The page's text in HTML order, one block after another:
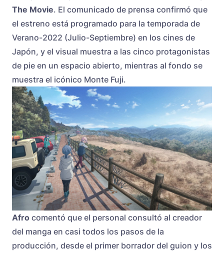
The Movie. El comunicado de prensa confirmó que
el estreno está programado para la temporada de
Verano-2022 (Julio-Septiembre) en los cines de
Japón, y el visual muestra a las cinco protagonistas
de pie en un espacio abierto, mientras al fondo se
muestra el icónico Monte Fuji.
Afro comentó que el personal consultó al creador
del manga en casi todos los pasos de la
producción, desde el primer borrador del guion y los